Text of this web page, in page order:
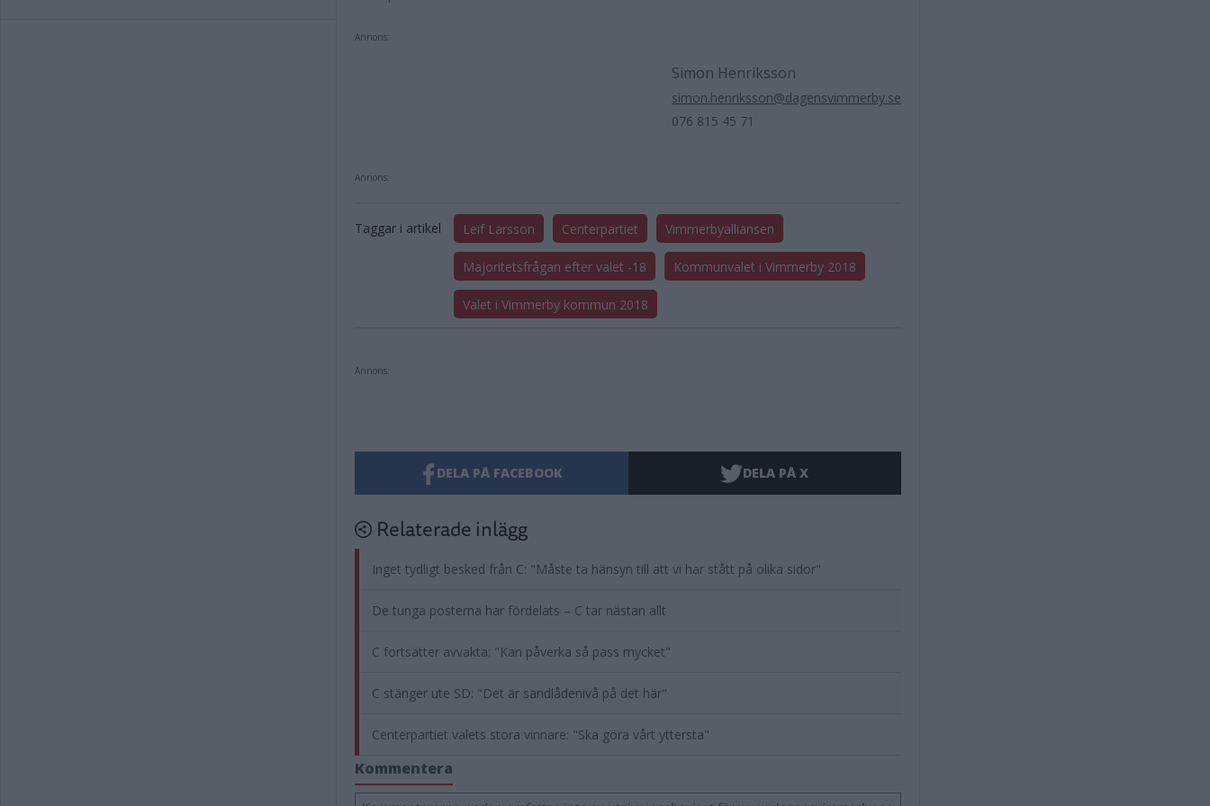
Annons:
Simon Henriksson
simon.henriksson@dagensvimmerby.se
076 815 45 71
Annons:
Taggar i artikel Leif Larsson Centerpartiet Vimmerbyalliansen
Majoritetsfrågan efter valet -18 Kommunvalet i Vimmerby 2018
Valet i Vimmerby kommun 2018
Annons:
DELA PÅ FACEBOOK DELA PÅ X
Relaterade inlägg
Inget tydligt besked från C: "Måste ta hänsyn till att vi har stått på olika sidor"
De tunga posterna har fördelats – C tar nästan allt
C fortsätter avvakta: "Kan påverka så pass mycket"
C stänger ute SD: "Det är sandlådenivå på det här"
Centerpartiet valets stora vinnare: "Ska göra vårt yttersta"
Kommentera